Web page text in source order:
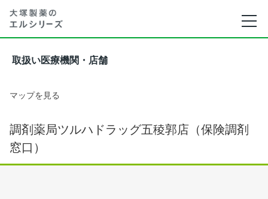
取扱い医療機関・店舗
マップを見る
調剤薬局ツルハドラッグ五稜郭店（保険調剤
窓口）